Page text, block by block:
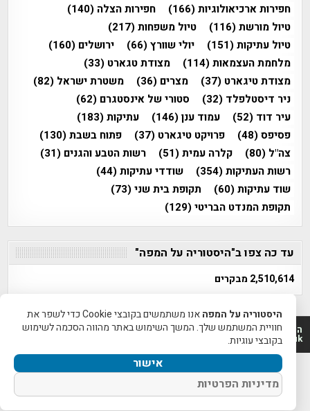
חפירות ארכיאולוגיות(166) חפירות הצלה (140)
טיול מורשת(116) טיול משפחות(217)
טיול עתיקות(151) יולי שוורץ(66) ירושלים (160)
מלחמת העצמאות(114) מצודת טגארט (33)
מצודת טיגארט (37) מצרים (36) משטרת ישראל (82)
ניר דיסטלפלד (32) סטורי של אינסטגרם (62)
עיר דוד (52) עמוד ענן(146) עתיקות(183)
פסיפס(48) פרויקט טיגארט (37) פתוח בשבת(130)
צה"ל (80) קלרה עמית(51) רשות הטבע והגנים (31)
רשות העתיקות(354) שודדי עתיקות(44)
שוד עתיקות(60) תקופת בית שני(73)
תקופת המנדט הבריטי(129)
עד כה צפו ב"היסטוריה על המפה"
2,510,614 מבקרים
היסטוריה על המפה 2011-2026 | פרוייקט טיגארט 2012-2026|
www.mapah.co.il | www.tegart.uk
היסטוריה על המפה
אנו משתמשים בקובצי Cookie כדי לשפר את
חוויית המשתמש שלך. המשך השימוש באתר מהווה הסכמה לשימוש
בקובצי עוגיות.
אישור
מדיניות הפרטיות